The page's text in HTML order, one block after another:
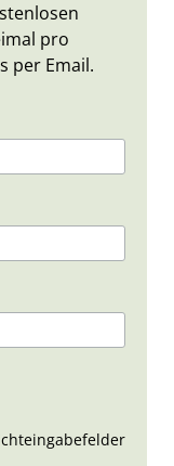
pro
per Email.